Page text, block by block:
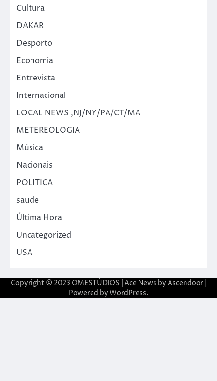
Cultura
DAKAR
Desporto
Economia
Entrevista
Internacional
LOCAL NEWS ,NJ/NY/PA/CT/MA
METEREOLOGIA
Música
Nacionais
POLITICA
saude
Última Hora
Uncategorized
USA
Copyright © 2023 OMESTÚDIOS | Ace News by Ascendoor|
Powered by WordPress.